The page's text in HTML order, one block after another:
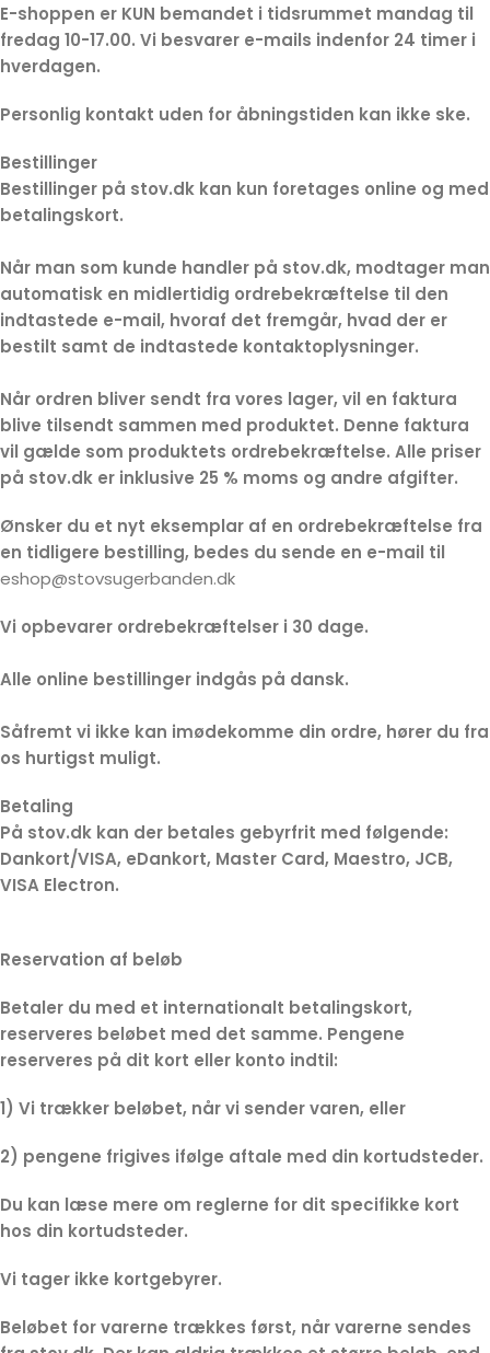
E-shoppen er KUN bemandet i tidsrummet mandag til
fredag 10-17.00. Vi besvarer e-mails indenfor 24 timer i
hverdagen.
Personlig kontakt uden for åbningstiden kan ikke ske.
Bestillinger
Bestillinger på stov.dk kan kun foretages online og med
betalingskort.
Når man som kunde handler på stov.dk, modtager man
automatisk en midlertidig ordrebekræftelse til den
indtastede e-mail, hvoraf det fremgår, hvad der er
bestilt samt de indtastede kontaktoplysninger.
Når ordren bliver sendt fra vores lager, vil en faktura
blive tilsendt sammen med produktet. Denne faktura
vil gælde som produktets ordrebekræftelse. Alle priser
på stov.dk er inklusive 25 % moms og andre afgifter.
Ønsker du et nyt eksemplar af en ordrebekræftelse fra
en tidligere bestilling, bedes du sende en e-mail til
eshop@stovsugerbanden.dk
Vi opbevarer ordrebekræftelser i 30 dage.
Alle online bestillinger indgås på dansk.
Såfremt vi ikke kan imødekomme din ordre, hører du fra
os hurtigst muligt.
Betaling
På stov.dk kan der betales gebyrfrit med følgende:
Dankort/VISA, eDankort, Master Card, Maestro, JCB,
VISA Electron.
Reservation af beløb
Betaler du med et internationalt betalingskort,
reserveres beløbet med det samme. Pengene
reserveres på dit kort eller konto indtil:
1) Vi trækker beløbet, når vi sender varen, eller
2) pengene frigives ifølge aftale med din kortudsteder.
Du kan læse mere om reglerne for dit specifikke kort
hos din kortudsteder.
Vi tager ikke kortgebyrer.
Beløbet for varerne trækkes først, når varerne sendes